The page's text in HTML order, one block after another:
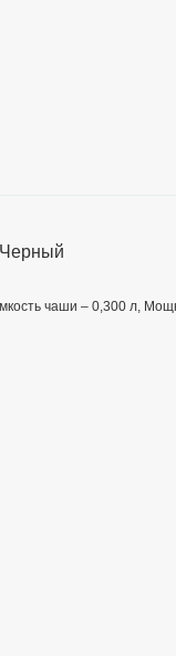
чаши – 0,300 л,